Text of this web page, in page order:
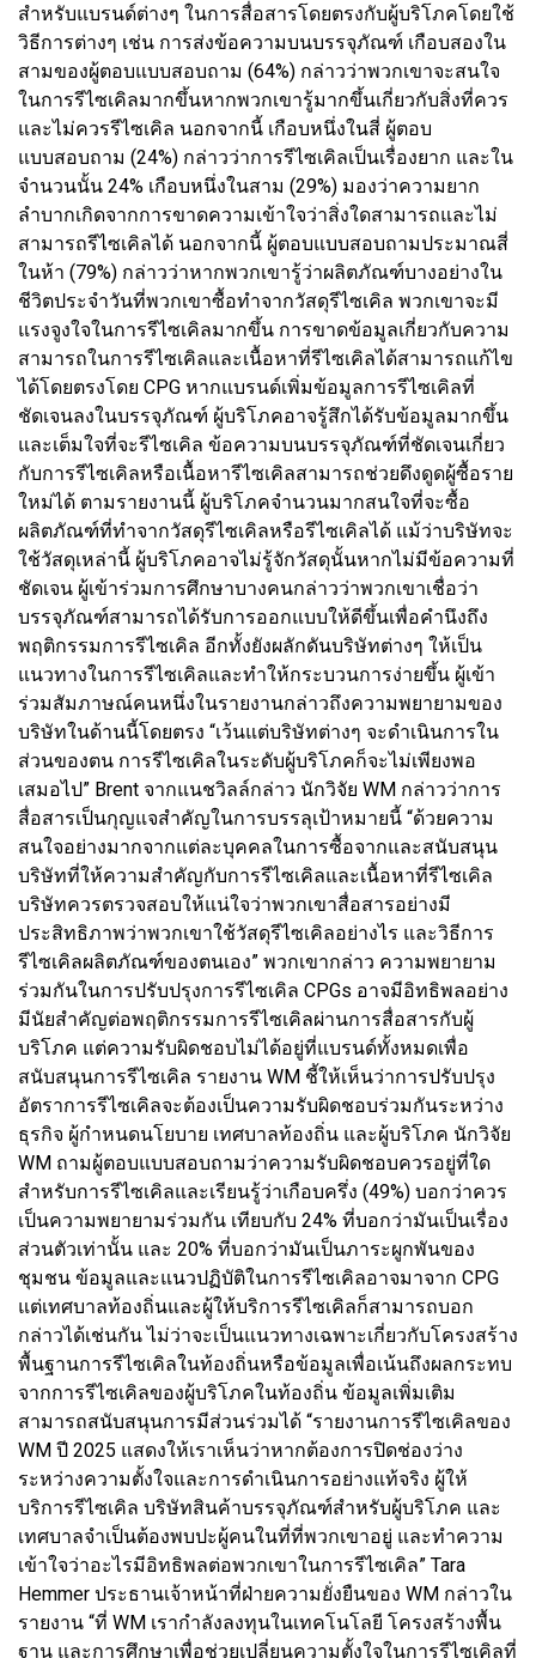
สำหรับแบรนด์ต่างๆ ในการสื่อสารโดยตรงกับผู้บริโภคโดยใช้
วิธีการต่างๆ เช่น การส่งข้อความบนบรรจุภัณฑ์ เกือบสองใน
สามของผู้ตอบแบบสอบถาม (64%) กล่าวว่าพวกเขาจะสนใจ
ในการรีไซเคิลมากขึ้นหากพวกเขารู้มากขึ้นเกี่ยวกับสิ่งที่ควร
และไม่ควรรีไซเคิล นอกจากนี้ เกือบหนึ่งในสี่ ผู้ตอบ
แบบสอบถาม (24%) กล่าวว่าการรีไซเคิลเป็นเรื่องยาก และใน
จำนวนนั้น 24% เกือบหนึ่งในสาม (29%) มองว่าความยาก
ลำบากเกิดจากการขาดความเข้าใจว่าสิ่งใดสามารถและไม่
สามารถรีไซเคิลได้ นอกจากนี้ ผู้ตอบแบบสอบถามประมาณสี่
ในห้า (79%) กล่าวว่าหากพวกเขารู้ว่าผลิตภัณฑ์บางอย่างใน
ชีวิตประจำวันที่พวกเขาซื้อทำจากวัสดุรีไซเคิล พวกเขาจะมี
แรงจูงใจในการรีไซเคิลมากขึ้น การขาดข้อมูลเกี่ยวกับความ
สามารถในการรีไซเคิลและเนื้อหาที่รีไซเคิลได้สามารถแก้ไข
ได้โดยตรงโดย CPG หากแบรนด์เพิ่มข้อมูลการรีไซเคิลที่
ชัดเจนลงในบรรจุภัณฑ์ ผู้บริโภคอาจรู้สึกได้รับข้อมูลมากขึ้น
และเต็มใจที่จะรีไซเคิล ข้อความบนบรรจุภัณฑ์ที่ชัดเจนเกี่ยว
กับการรีไซเคิลหรือเนื้อหารีไซเคิลสามารถช่วยดึงดูดผู้ซื้อราย
ใหม่ได้ ตามรายงานนี้ ผู้บริโภคจำนวนมากสนใจที่จะซื้อ
ผลิตภัณฑ์ที่ทำจากวัสดุรีไซเคิลหรือรีไซเคิลได้ แม้ว่าบริษัทจะ
ใช้วัสดุเหล่านี้ ผู้บริโภคอาจไม่รู้จักวัสดุนั้นหากไม่มีข้อความที่
ชัดเจน ผู้เข้าร่วมการศึกษาบางคนกล่าวว่าพวกเขาเชื่อว่า
บรรจุภัณฑ์สามารถได้รับการออกแบบให้ดีขึ้นเพื่อคำนึงถึง
พฤติกรรมการรีไซเคิล อีกทั้งยังผลักดันบริษัทต่างๆ ให้เป็น
แนวทางในการรีไซเคิลและทำให้กระบวนการง่ายขึ้น ผู้เข้า
ร่วมสัมภาษณ์คนหนึ่งในรายงานกล่าวถึงความพยายามของ
บริษัทในด้านนี้โดยตรง “เว้นแต่บริษัทต่างๆ จะดำเนินการใน
ส่วนของตน การรีไซเคิลในระดับผู้บริโภคก็จะไม่เพียงพอ
เสมอไป” Brent จากแนชวิลล์กล่าว นักวิจัย WM กล่าวว่าการ
สื่อสารเป็นกุญแจสำคัญในการบรรลุเป้าหมายนี้ “ด้วยความ
สนใจอย่างมากจากแต่ละบุคคลในการซื้อจากและสนับสนุน
บริษัทที่ให้ความสำคัญกับการรีไซเคิลและเนื้อหาที่รีไซเคิล
บริษัทควรตรวจสอบให้แน่ใจว่าพวกเขาสื่อสารอย่างมี
ประสิทธิภาพว่าพวกเขาใช้วัสดุรีไซเคิลอย่างไร และวิธีการ
รีไซเคิลผลิตภัณฑ์ของตนเอง” พวกเขากล่าว ความพยายาม
ร่วมกันในการปรับปรุงการรีไซเคิล CPGs อาจมีอิทธิพลอย่าง
มีนัยสำคัญต่อพฤติกรรมการรีไซเคิลผ่านการสื่อสารกับผู้
บริโภค แต่ความรับผิดชอบไม่ได้อยู่ที่แบรนด์ทั้งหมดเพื่อ
สนับสนุนการรีไซเคิล รายงาน WM ชี้ให้เห็นว่าการปรับปรุง
อัตราการรีไซเคิลจะต้องเป็นความรับผิดชอบร่วมกันระหว่าง
ธุรกิจ ผู้กำหนดนโยบาย เทศบาลท้องถิ่น และผู้บริโภค นักวิจัย
WM ถามผู้ตอบแบบสอบถามว่าความรับผิดชอบควรอยู่ที่ใด
สำหรับการรีไซเคิลและเรียนรู้ว่าเกือบครึ่ง (49%) บอกว่าควร
เป็นความพยายามร่วมกัน เทียบกับ 24% ที่บอกว่ามันเป็นเรื่อง
ส่วนตัวเท่านั้น และ 20% ที่บอกว่ามันเป็นภาระผูกพันของ
ชุมชน ข้อมูลและแนวปฏิบัติในการรีไซเคิลอาจมาจาก CPG
แต่เทศบาลท้องถิ่นและผู้ให้บริการรีไซเคิลก็สามารถบอก
กล่าวได้เช่นกัน ไม่ว่าจะเป็นแนวทางเฉพาะเกี่ยวกับโครงสร้าง
พื้นฐานการรีไซเคิลในท้องถิ่นหรือข้อมูลเพื่อเน้นถึงผลกระทบ
จากการรีไซเคิลของผู้บริโภคในท้องถิ่น ข้อมูลเพิ่มเติม
สามารถสนับสนุนการมีส่วนร่วมได้ “รายงานการรีไซเคิลของ
WM ปี 2025 แสดงให้เราเห็นว่าหากต้องการปิดช่องว่าง
ระหว่างความตั้งใจและการดำเนินการอย่างแท้จริง ผู้ให้
บริการรีไซเคิล บริษัทสินค้าบรรจุภัณฑ์สำหรับผู้บริโภค และ
เทศบาลจำเป็นต้องพบปะผู้คนในที่ที่พวกเขาอยู่ และทำความ
เข้าใจว่าอะไรมีอิทธิพลต่อพวกเขาในการรีไซเคิล” Tara
Hemmer ประธานเจ้าหน้าที่ฝ่ายความยั่งยืนของ WM กล่าวใน
รายงาน “ที่ WM เรากำลังลงทุนในเทคโนโลยี โครงสร้างพื้น
ฐาน และการศึกษาเพื่อช่วยเปลี่ยนความตั้งใจในการรีไซเคิลที่